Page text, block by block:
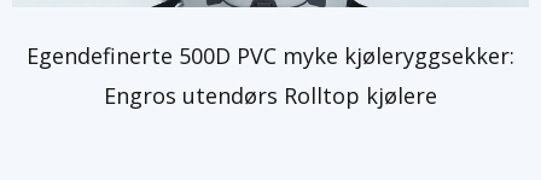
Egendefinerte 500D PVC myke kjøleryggsekker:
Engros utendørs Rolltop kjølere